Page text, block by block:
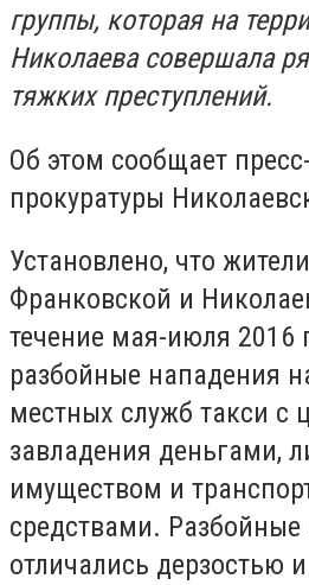
группы, которая на
Николаева совершала
тяжких преступлений.
Об этом сообщает
прокуратуры
Установлено, что
Франковской и
течение мая-июля 2016
разбойные нападения
местных служб такси с
завладения деньгами,
имуществом и
средствами.
отличались дерзостью